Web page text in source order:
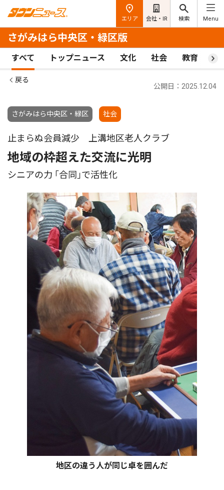
エリア 会社・IR 検索 Menu
さがみはら中央区・緑区版
すべて トップニュース 文化 社会 教育 ス
戻る
さがみはら中央区・緑区 社会
公開日：2025.12.04
止まらぬ会員減少 上溝地区老人クラブ
地域の枠超えた交流に光明
シニアの力 ｢合同｣で活性化
地区の違う人が同じ卓を囲んだ